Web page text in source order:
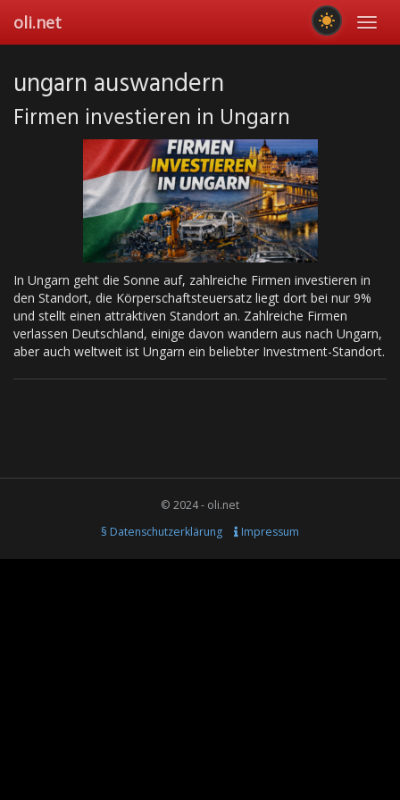
main
oli.net
ungarn auswandern
Firmen investieren in Ungarn
In Ungarn geht die Sonne auf, zahlreiche Firmen investieren in
den Standort, die Körperschaftsteuersatz liegt dort bei nur 9%
und stellt einen attraktiven Standort an. Zahlreiche Firmen
verlassen Deutschland, einige davon wandern aus nach Ungarn,
aber auch weltweit ist Ungarn ein beliebter Investment-Standort.
© 2024 - oli.net
§ Datenschutzerklärung
Impressum